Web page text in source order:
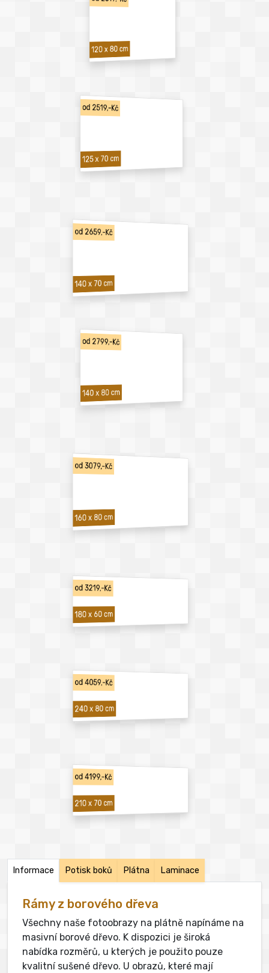
120 x 80 cm
od 2519,-Kč
125 x 70 cm
od 2659,-Kč
140 x 70 cm
od 2799,-Kč
140 x 80 cm
od 3079,-Kč
160 x 80 cm
od 3219,-Kč
180 x 60 cm
od 4059,-Kč
240 x 80 cm
od 4199,-Kč
210 x 70 cm
Informace Potisk boků Plátna Laminace
Rámy z borového dřeva
Všechny naše fotoobrazy na plátně napínáme na
masivní borové dřevo. K dispozici je široká
nabídka rozměrů, u kterých je použito pouze
kvalitní sušené dřevo. U obrazů, které mají